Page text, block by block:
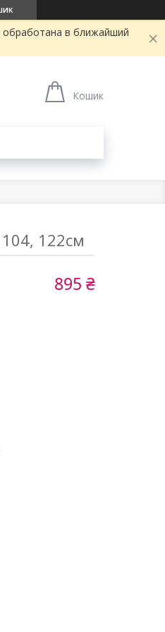
обработана в ближайший
Кошик
122см
895 ₴